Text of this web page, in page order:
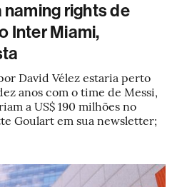
rights de
Inter Miami,
David Vélez estaria perto
anos com o time de Messi,
a US$ 190 milhões no
Goulart em sua newsletter;